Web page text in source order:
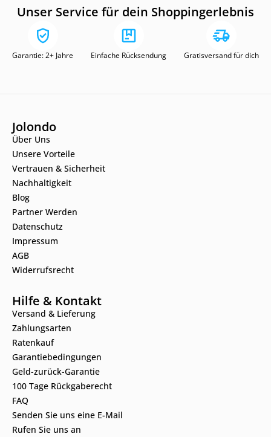
Unser Service für dein Shoppingerlebnis
Garantie: 2+ Jahre Einfache Rücksendung Gratisversand für dich
Jolondo
Über Uns
Unsere Vorteile
Vertrauen & Sicherheit
Nachhaltigkeit
Blog
Partner Werden
Datenschutz
Impressum
AGB
Widerrufsrecht
Hilfe & Kontakt
Versand & Lieferung
Zahlungsarten
Ratenkauf
Garantiebedingungen
Geld-zurück-Garantie
100 Tage Rückgaberecht
FAQ
Senden Sie uns eine E-Mail
Rufen Sie uns an